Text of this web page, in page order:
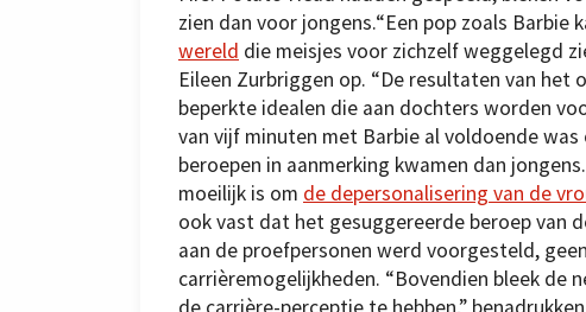
zien dan voor jongens.“Een pop zoals Barbie
wereld die meisjes voor zichzelf weggelegd
Eileen Zurbriggen op. “De resultaten van
beperkte idealen die aan dochters worden
van vijf minuten met Barbie al voldoende
beroepen in aanmerking kwamen dan
moeilijk is om de depersonalisering van de
ook vast dat het gesuggereerde beroep van
aan de proefpersonen werd voorgesteld,
carrièremogelijkheden. “Bovendien bleek de